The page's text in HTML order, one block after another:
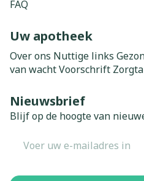
FAQ
Uw apotheek
Over ons Nuttige links
van wachtVoorschrift
Nieuwsbrief
Blijf op de hoogte van